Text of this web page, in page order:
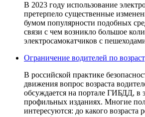
В 2023 году использование
претерпело существенные
бумом популярности подобных
связи с чем возникло большое
электросамокатчиков с
Ограничение водителей по
В российской практике
движения вопрос возраста
обсуждается на портале ГИБДД, в
профильных изданиях. Многие
интересуются: до какого возраста